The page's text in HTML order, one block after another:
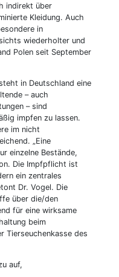
indirekt über
Kleidung. Auch
in
wiederholter und
Polen seit September
in Deutschland eine
– auch
– sind
impfen zu lassen.
im nicht
„Eine
einzelne Bestände,
Die Impfpflicht ist
ein zentrales
Dr. Vogel. Die
über die/den
für eine wirksame
beim
Tierseuchenkasse des
auf,